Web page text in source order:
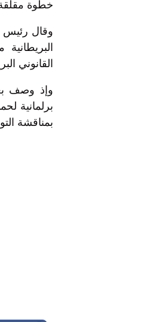
خطوة
وقال رئيس
القانوني
وإذ وصف
برلمانية
بمناقشة